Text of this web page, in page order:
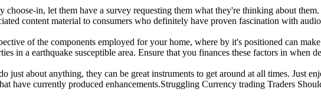
in, let them have a survey requesting them what they're thinking about
content material to consumers who definitely have proven fascination with
of the components employed for your home, where by it's positioned can
in a earthquake susceptible area. Ensure that you finances these factors in when
about anything, they can be great instruments to get around at all times. Just
have currently produced enhancements.Struggling Currency trading Traders